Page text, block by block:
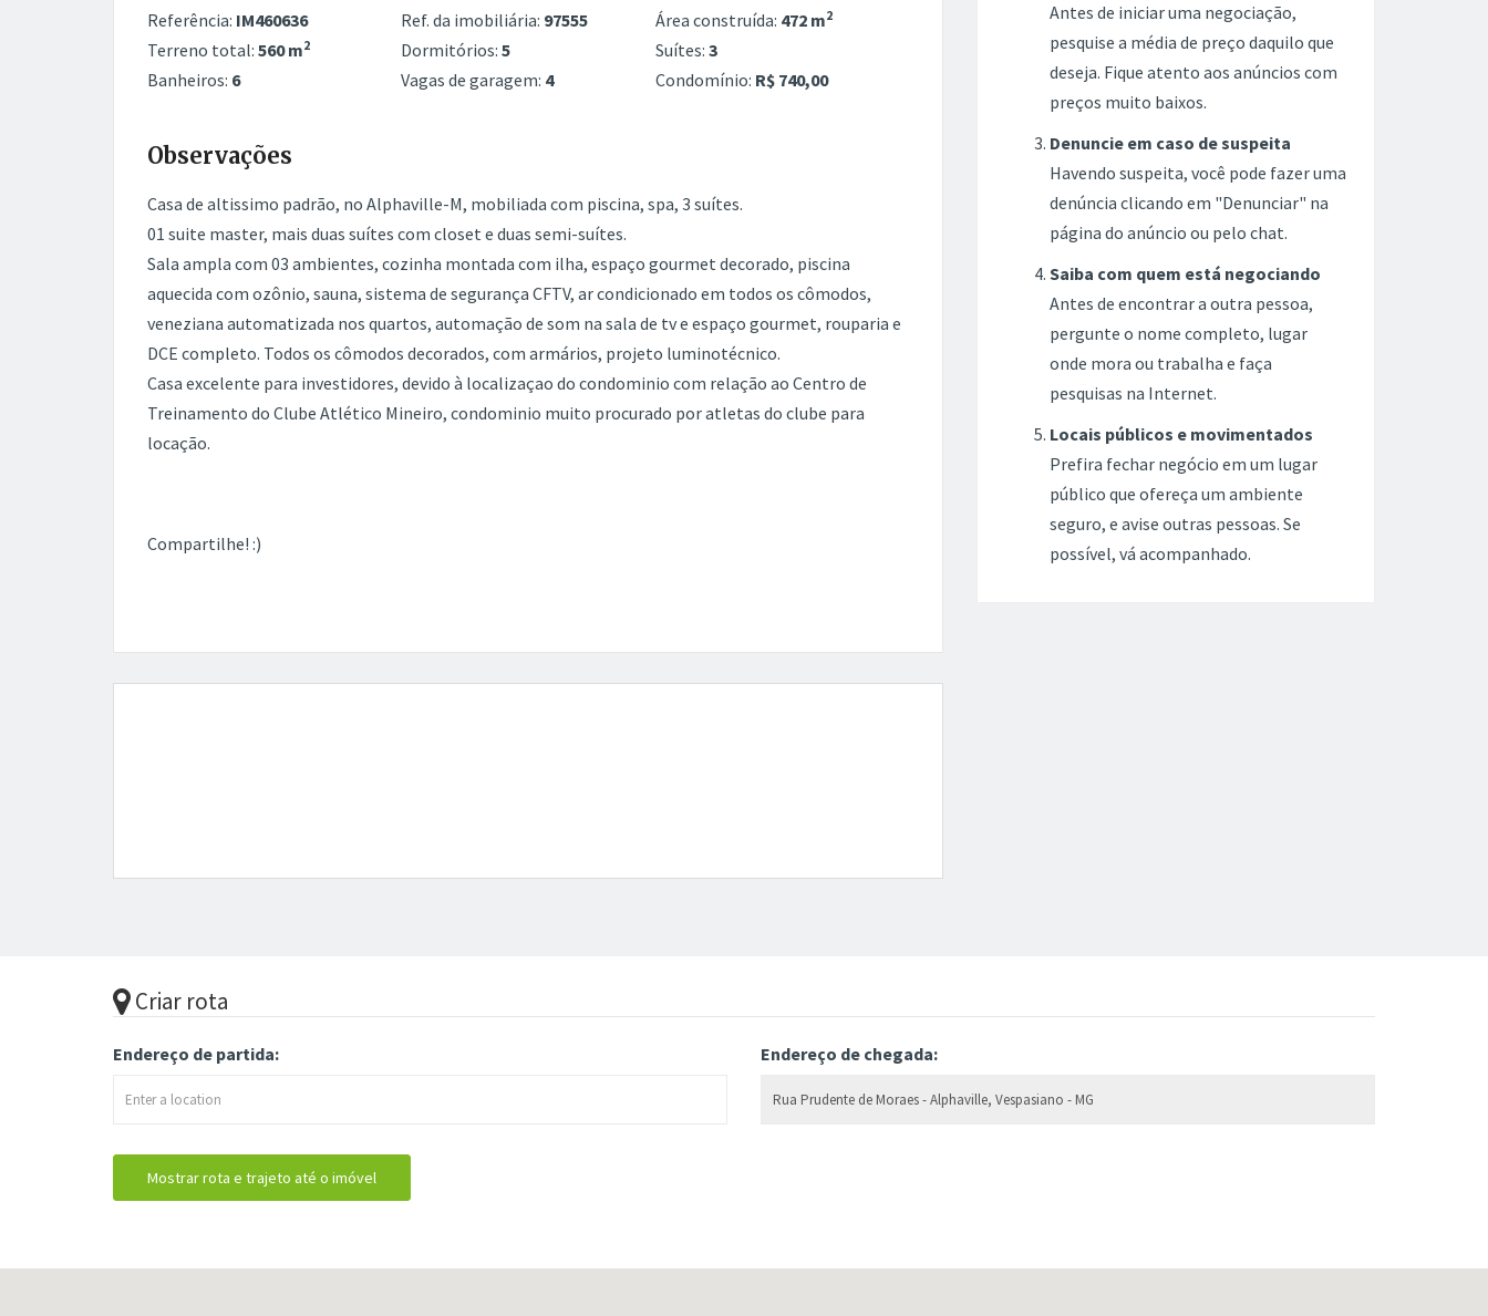
Referência: IM460636 Ref. da imobiliária: 97555 Área construída: 472 m2
Terreno total: 560 m2 Dormitórios:5 Suítes: 3
Banheiros: 6 Vagas de garagem: 4 Condomínio: R$ 740,00
Observações
Casa de altissimo padrão, no Alphaville-M, mobiliada com piscina, spa, 3 suítes.
01 suite master, mais duas suítes com closet e duas semi-suítes.
Sala ampla com 03 ambientes, cozinha montada com ilha, espaço gourmet decorado, piscina
aquecida com ozônio, sauna, sistema de segurança CFTV, ar condicionado em todos os cômodos,
veneziana automatizada nos quartos, automação de som na sala de tv e espaço gourmet, rouparia e
DCE completo. Todos os cômodos decorados, com armários, projeto luminotécnico.
Casa excelente para investidores, devido à localizaçao do condominio com relação ao Centro de
Treinamento do Clube Atlético Mineiro, condominio muito procurado por atletas do clube para
locação.
Compartilhe! :)
Antes de iniciar uma negociação,
pesquise a média de preço daquilo que
deseja. Fique atento aos anúncios com
preços muito baixos.
Denuncie em caso de suspeita
Havendo suspeita, você pode fazer uma
denúncia clicando em "Denunciar" na
página do anúncio ou pelo chat.
Saiba com quem está negociando
Antes de encontrar a outra pessoa,
pergunte o nome completo, lugar
onde mora ou trabalha e faça
pesquisas na Internet.
Locais públicos e movimentados
Prefira fechar negócio em um lugar
público que ofereça um ambiente
seguro, e avise outras pessoas. Se
possível, vá acompanhado.
Criar rota
Endereço de partida: Endereço de chegada: